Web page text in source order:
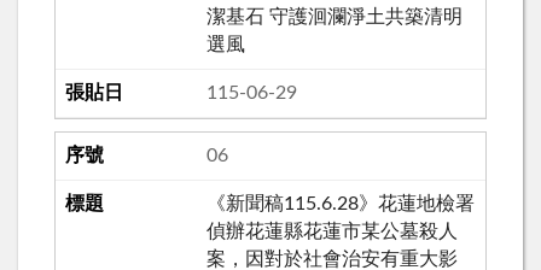
潔基石 守護洄瀾淨土共築清明
選風
115-06-29
06
《新聞稿115.6.28》花蓮地檢署
偵辦花蓮縣花蓮市某公墓殺人
案，因對於社會治安有重大影